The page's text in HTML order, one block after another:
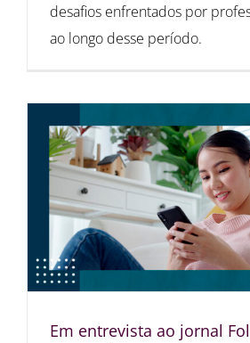
desafios enfrentados por
ao longo desse período.
Em entrevista ao jornal